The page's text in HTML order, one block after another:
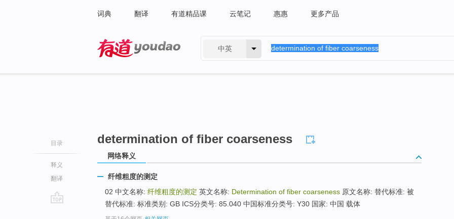
词典 翻译 有道精品课 云笔记 惠惠 更多产品
中英
目录
释义
翻译
determination of fiber coarseness
网络释义
纤维粗度的测定
02 中文名称: 纤维粗度的测定 英文名称: Determination of fiber coarseness 原文名称: 替代标准: 被
替代标准: 标准类别: GB ICS分类号: 85.040 中国标准分类号: Y30 国家: 中国 载体